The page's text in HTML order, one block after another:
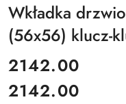
Wkładka
(56x56) klucz-
cena:
2142.00
Cena:
2142.00